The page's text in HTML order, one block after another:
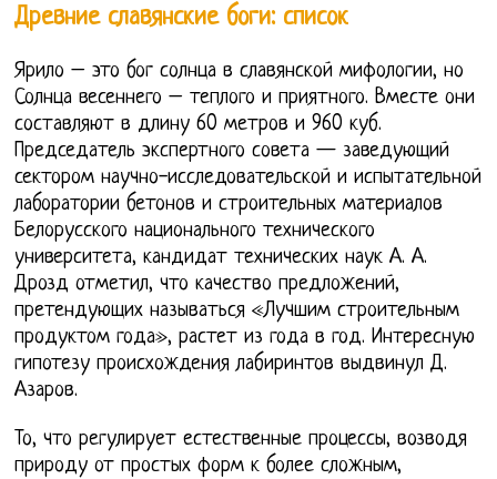
Древние славянские боги: список
Ярило – это бог солнца в славянской мифологии, но
Солнца весеннего – теплого и приятного. Вместе они
составляют в длину 60 метров и 960 куб.
Председатель экспертного совета — заведующий
сектором научно-исследовательской и испытательной
лаборатории бетонов и строительных материалов
Белорусского национального технического
университета, кандидат технических наук А. А.
Дрозд отметил, что качество предложений,
претендующих называться «Лучшим строительным
продуктом года», растет из года в год. Интересную
гипотезу происхождения лабиринтов выдвинул Д.
Азаров.
То, что регулирует естественные процессы, возводя
природу от простых форм к более сложным,